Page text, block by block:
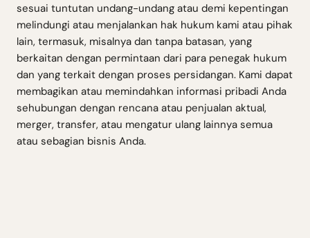
sesuai tuntutan undang-undang atau demi kepentingan
melindungi atau menjalankan hak hukum kami atau pihak
lain, termasuk, misalnya dan tanpa batasan, yang
berkaitan dengan permintaan dari para penegak hukum
dan yang terkait dengan proses persidangan. Kami dapat
membagikan atau memindahkan informasi pribadi Anda
sehubungan dengan rencana atau penjualan aktual,
merger, transfer, atau mengatur ulang lainnya semua
atau sebagian bisnis Anda.